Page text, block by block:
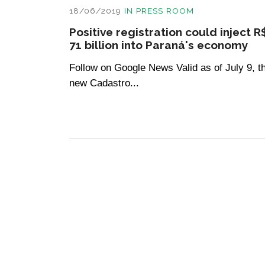
18/06/2019 IN PRESS ROOM
Positive registration could inject
71 billion into Paraná's economy
Follow on Google News Valid as of July 9,
new Cadastro...